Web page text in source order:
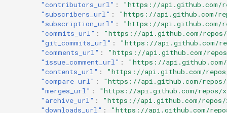
"contributors_url" :
"https://api.github.com/
"subscribers_url" :
"https://api.github.com/
"subscription_url" :
"https://api.github.com/
"commits_url" :
"https://api.github.com/repos/
"git_commits_url" :
"https://api.github.com/
"comments_url" :
"https://api.github.com/
"issue_comment_url" :
"https://api.github.com/
"contents_url" :
"https://api.github.com/
"compare_url" :
"https://api.github.com/repos/
"merges_url" :
"https://api.github.com/repos/
"archive_url" :
"https://api.github.com/
"downloads_url" :
"https://api.github.com/